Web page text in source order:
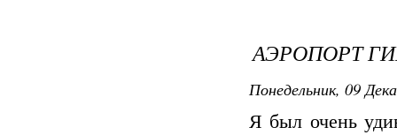
АЭРОПОРТ
Понедельник, 09
Я был очень